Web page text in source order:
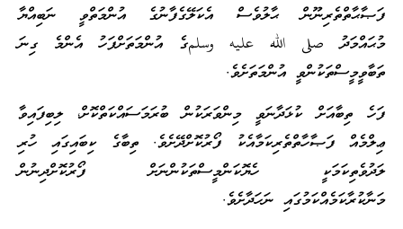
ފަޞާޙާތްތެރިނޫން ޙާލުވެސް އެކަލޭގެފާނުގެ އުންމަތްވީ ނަބިއްޔާ
މުޙައްމަދު صلى الله عليه وسلمގެ އުންމަތަށްފަހު އެންމެ ގިނަ
ތަބާވީމީސްތަކުންވީ އުންމަތަށެވެ.
ފަހެ ތިބާއަށް ކުޅަދާނަވީ މިންވަރަކުން ބުރަމަސައްކަތްކޮށް، ލިބިފައިވާ
ޢިލްމެއް ފަޞާހާތްތެރިކަމާއެކު ފޯރުކޮށްދޭށެވެ. ތިބާގެ ކިބައިގައި ހުރި
ލަދުވެތިކަމަކީ ހެޔޮކަންމީސްތަކުންނަށް ފޯރުކޮށްދިނުން
މަނާކުރާކަމެއްކަމުގައި ނަހަދާށެވެ.